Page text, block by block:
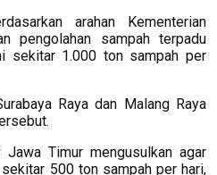
arahan Kementerian
pengolahan sampah terpadu
sekitar 1.000 ton sampah per
Raya dan Malang Raya
Jawa Timur mengusulkan agar
500 ton sampah per hari,